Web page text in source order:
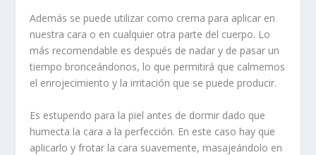
Además se puede utilizar como crema para aplicar en
nuestra cara o en cualquier otra parte del cuerpo. Lo
más recomendable es después de nadar y de pasar un
tiempo bronceándonos, lo que permitirá que calmemos
el enrojecimiento y la irritación que se puede producir.
Es estupendo para la piel antes de dormir dado que
humecta la cara a la perfección. En este caso hay que
aplicarlo y frotar la cara suavemente, masajeándolo en